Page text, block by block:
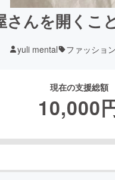
んを開くこ
yuli mental ファッション
現在の支援総額
10,000